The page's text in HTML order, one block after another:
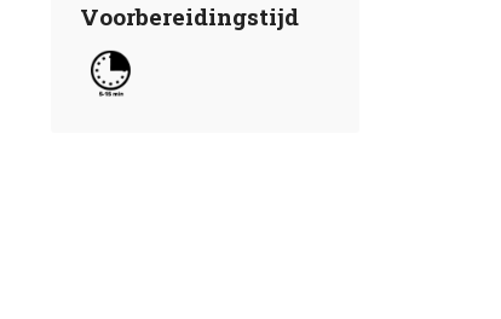
Voorbereidingstijd